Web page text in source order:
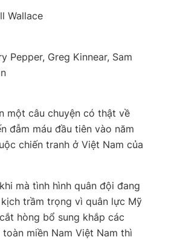
Wallace
Pepper, Greg Kinnear, Sam
một câu chuyện có thật về
đẫm máu đầu tiên vào năm
chiến tranh ở Việt Nam của
mà tình hình quân đội đang
trầm trọng vì quân lực Mỹ
hòng bổ sung khắp các
miền Nam Việt Nam thì